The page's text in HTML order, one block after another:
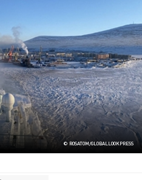
© ROSATOM/GLOBALLOOKPRESS